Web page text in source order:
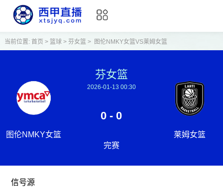
当前位置: 首页 > 篮球> 芬女篮 > 图伦NMKY女篮VS莱姆女篮
图伦NMKY女篮
芬女篮
2026-01-13 00:30
0 - 0
完赛
莱姆女篮
信号源